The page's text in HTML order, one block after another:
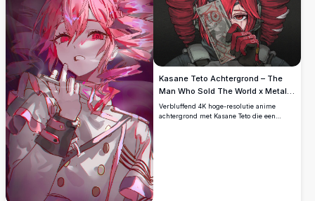
karakter artwork met gedurfde rode en
zwarte kleurenschema.
Kasane Teto Achtergrond – The
Man Who Sold The World x Metal
Gear Solid 4K
Verbluffend 4K hoge-resolutie anime
achtergrond met Kasane Teto die een